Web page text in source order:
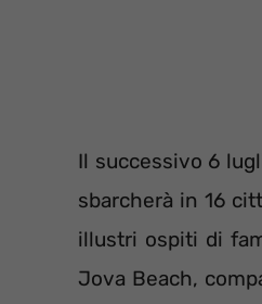
Il successivo 6
sbarcherà in 16
illustri ospiti di
Jova Beach,